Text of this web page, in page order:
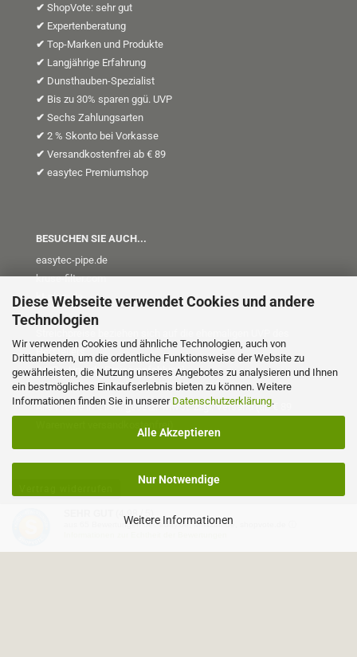
Diese Webseite verwendet Cookies und andere
Technologien
Wir verwenden Cookies und ähnliche Technologien, auch von
Drittanbietern, um die ordentliche Funktionsweise der Website zu
gewährleisten, die Nutzung unseres Angebotes zu analysieren und Ihnen
ein bestmögliches Einkaufserlebnis bieten zu können. Weitere
Informationen finden Sie in unserer Datenschutzerklärung.
Alle Akzeptieren
Nur Notwendige
Weitere Informationen
✔ ShopVote: sehr gut
✔ Expertenberatung
✔ Top-Marken und Produkte
✔ Langjährige Erfahrung
✔ Dunsthauben-Spezialist
✔ Bis zu 30% sparen ggü. UVP
✔ Sechs Zahlungsarten
✔ 2 % Skonto bei Vorkasse
✔ Versandkostenfrei ab € 89
✔ easytec Premiumshop
BESUCHEN SIE AUCH...
easytec-pipe.de
kruse-filter.com
kt-plus .de
Herstellers
(UVP = Unverb. Preisempfehlung)
Alle Preise in € inkl. gesetzl. MwSt. zzgl. Versand (ab € 89
Warenwert versandkostenfrei)
(4.98 / 5)
Bewertungen bei: ebay.de, amazon.de, shopvote.de ⓘ